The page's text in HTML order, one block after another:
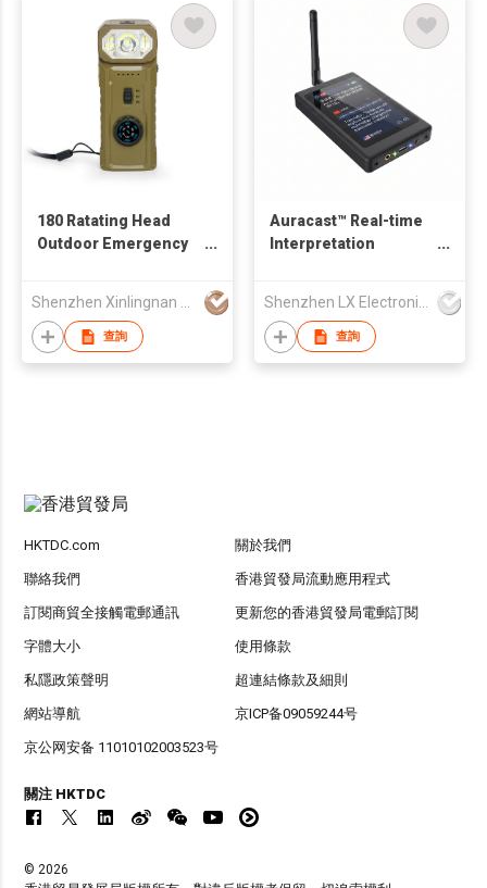
180 Ratating Head
Outdoor Emergency
Portable Radio With
Flashlight Magnetic
Shenzhen Xinlingnan Electronic Technology Co., Ltd
查詢
Auracast™ Real-time
Interpretation
Shenzhen LX Electronics Company Limited
查詢
HKTDC.com 關於我們
聯絡我們 香港貿發局流動應用程式
訂閱商貿全接觸電郵通訊 更新您的香港貿發局電郵訂閱
字體大小 使用條款
私隱政策聲明 超連結條款及細則
網站導航 京ICP备09059244号
京公网安备 11010102003523号
關注 HKTDC
© 2026